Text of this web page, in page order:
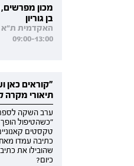
מכון מפרשים,
בן גוריון
09:00-13:00
"קוראים כאן
תיאורי מקרה
ערב השקה
"כשהטיפול
טקסטים
כתיבה עמדו
שהובילו את
כיום?